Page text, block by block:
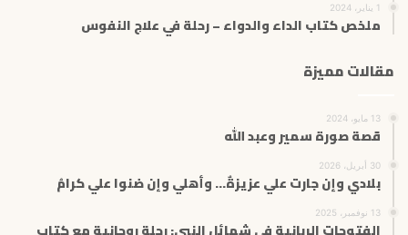
1 يناير، 2024
ملخص كتاب الداء والدواء – رحلة في علاج النفوس
مقالات مميزة
13 مايو، 2024
قصة صورة سمير وعبد الله
30 أبريل، 2026
بلادي وإن جارت علي عزيزةٌ… وأهلي وإن ضنوا علي كرامُ
13 نوفمبر، 2025
الفتوحات الربانية في شمائل النبي: رحلة روحانية مع كتاب